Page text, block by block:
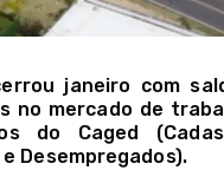
janeiro com
no mercado de
do Caged
Desempregados).